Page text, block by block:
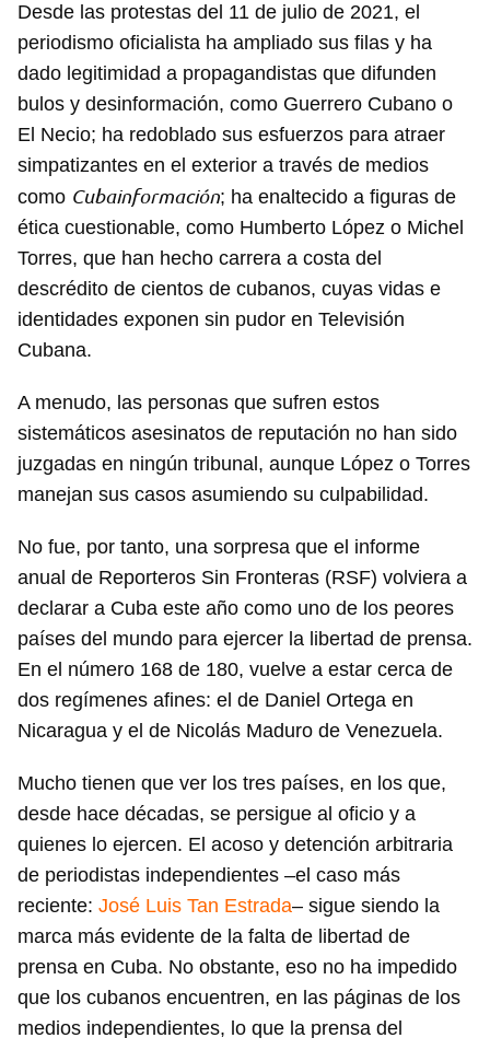
Desde las protestas del 11 de julio de 2021, el
periodismo oficialista ha ampliado sus filas y ha
dado legitimidad a propagandistas que difunden
bulos y desinformación, como Guerrero Cubano o
El Necio; ha redoblado sus esfuerzos para atraer
simpatizantes en el exterior a través de medios
como Cubainformación; ha enaltecido a figuras de
ética cuestionable, como Humberto López o Michel
Torres, que han hecho carrera a costa del
descrédito de cientos de cubanos, cuyas vidas e
identidades exponen sin pudor en Televisión
Cubana.
A menudo, las personas que sufren estos
sistemáticos asesinatos de reputación no han sido
juzgadas en ningún tribunal, aunque López o Torres
manejan sus casos asumiendo su culpabilidad.
No fue, por tanto, una sorpresa que el informe
anual de Reporteros Sin Fronteras (RSF) volviera a
declarar a Cuba este año como uno de los peores
países del mundo para ejercer la libertad de prensa.
En el número 168 de 180, vuelve a estar cerca de
dos regímenes afines: el de Daniel Ortega en
Nicaragua y el de Nicolás Maduro de Venezuela.
Mucho tienen que ver los tres países, en los que,
desde hace décadas, se persigue al oficio y a
quienes lo ejercen. El acoso y detención arbitraria
de periodistas independientes –el caso más
reciente: José Luis Tan Estrada– sigue siendo la
marca más evidente de la falta de libertad de
prensa en Cuba. No obstante, eso no ha impedido
que los cubanos encuentren, en las páginas de los
medios independientes, lo que la prensa del